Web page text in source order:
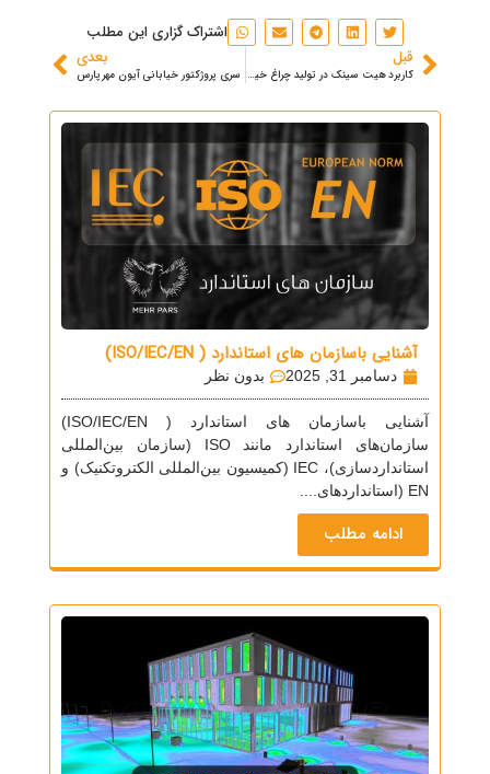
اشتراک گزاری این مطلب
قبل
کاربرد هیت سینک در تولید چراغ خیابانی و پروژکتور
بعدی
سری پروژكتور خيابانی آيون مهرپارس
آشنایی باسازمان های استاندارد ( ISO/IEC/EN)
دسامبر 31, 2025 بدون نظر
آشنایی باسازمان های استاندارد ( ISO/IEC/EN)
سازمان‌های استاندارد مانند ISO (سازمان بین‌المللی
استانداردسازی)، IEC (کمیسیون بین‌المللی الکتروتکنیک) و
EN (استانداردهای....
ادامه مطلب